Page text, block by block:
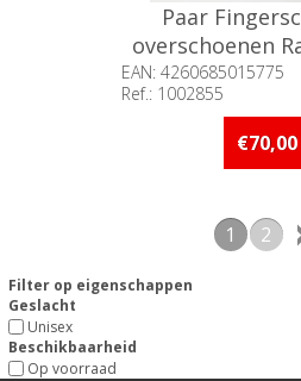
Paar
overschoenen
39-41
EAN: 4260685015775
Ref.: 1002855
Beschikbaarheid::
stuks op voorraad
€70,00
1 2
Filter op eigenschappen
Geslacht
Unisex
Beschikbaarheid
Op voorraad